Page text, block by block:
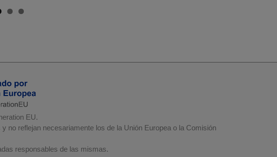
EU.
no reflejan necesariamente los de la Unión Europea o la Comisión
responsables de las mismas.